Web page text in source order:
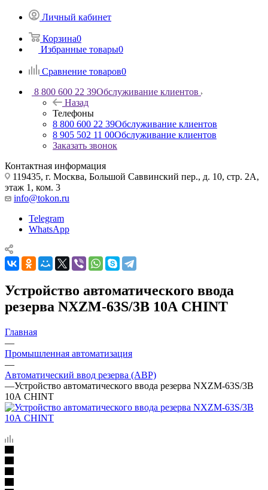
Личный кабинет
Корзина0
Избранные товары0
Сравнение товаров0
8 800 600 22 39Обслуживание клиентов
Назад
Телефоны
8 800 600 22 39Обслуживание клиентов
8 905 502 11 00Обслуживание клиентов
Заказать звонок
Контактная информация
119435, г. Москва, Большой Саввинский пер., д. 10, стр. 2А,
этаж 1, ком. 3
info@tokon.ru
Telegram
WhatsApp
Устройство автоматического ввода
резерва NXZM-63S/3B 10А CHINT
Главная
—
Промышленная автоматизация
—
Автоматический ввод резерва (АВР)
—Устройство автоматического ввода резерва NXZM-63S/3B
10А CHINT